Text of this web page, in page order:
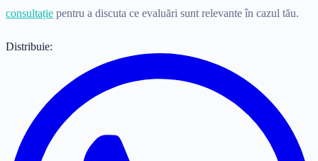
consultație pentru a discuta ce evaluări sunt relevante în cazul tău.
Distribuie: